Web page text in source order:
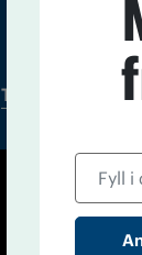
Tidningsarkiv